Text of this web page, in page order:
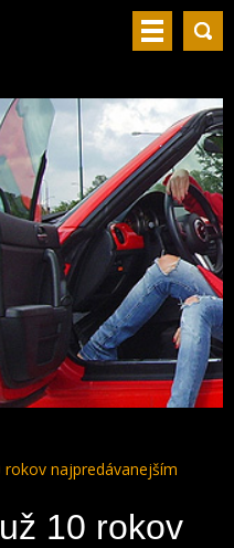
rokov najpredávanejším
10 rokov